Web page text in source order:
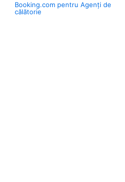
Booking.com pentru Agenți de
călătorie